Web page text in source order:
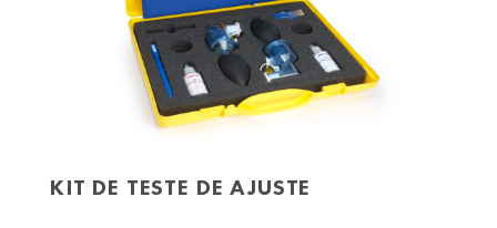
KIT DE TESTE DE AJUSTE